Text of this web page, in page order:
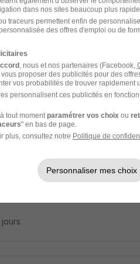
- Soudeur en
- 61
Chateauneuf
dans nos sites beaucoup plus rapide
traceurs permettent enfin de
des offres d'emploi ou de
, nous et nos partenaires (Facebook,
proposer des publicités pour des
vos probabilités de trouver rapidement
personnalisent ces publicités en
tout moment paramétrer vos choix ou
" en bas de page.
plus, consultez notre Politique de
Personnaliser mes choix